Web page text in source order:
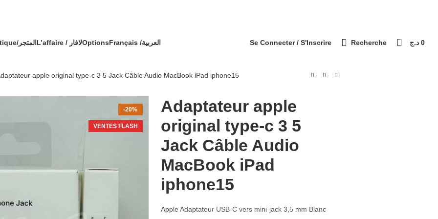
Boutique/المتجر L’affaire / لافارOptionsFrançais /العربية Se Connecter / S'Inscrire Recherche 0 0 د.ج
apple original type-c 3 5 Jack Câble Audio MacBook iPad iphone15
-20%
VENTES FLASH
Adaptateur apple
original type-c 3 5
Jack Câble Audio
MacBook iPad
iphone15
Apple Adaptateur USB-C vers mini-jack 3,5 mm Blanc